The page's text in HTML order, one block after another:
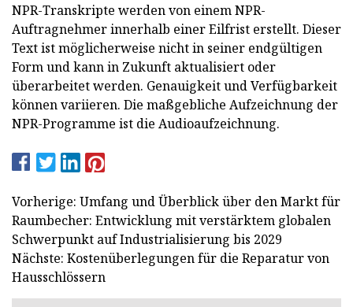
NPR-Transkripte werden von einem NPR-
Auftragnehmer innerhalb einer Eilfrist erstellt. Dieser
Text ist möglicherweise nicht in seiner endgültigen
Form und kann in Zukunft aktualisiert oder
überarbeitet werden. Genauigkeit und Verfügbarkeit
können variieren. Die maßgebliche Aufzeichnung der
NPR-Programme ist die Audioaufzeichnung.
Vorherige: Umfang und Überblick über den Markt für
Raumbecher: Entwicklung mit verstärktem globalen
Schwerpunkt auf Industrialisierung bis 2029
Nächste: Kostenüberlegungen für die Reparatur von
Hausschlössern